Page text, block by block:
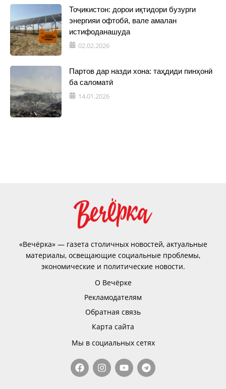
Тоҷикистон: дорои иқтидори бузурги
энергияи офтобӣ, вале амалан
истифоданашуда
02.02.2026
Партов дар назди хона: таҳдиди пинҳонӣ
ба саломатӣ
14.01.2026
«Вечёрка» — газета столичных новостей, актуальные
материалы, освещающие социальные проблемы,
экономические и политические новости.
О Вечёрке
Рекламодателям
Обратная связь
Карта сайта
Мы в социальных сетях